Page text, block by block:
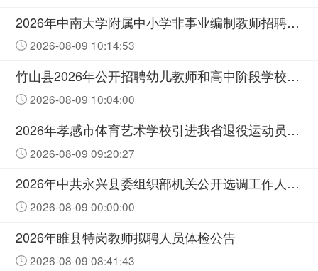
2026年中南大学附属中小学非事业编制教师招聘结果公示
2026-08-09 10:14:53
竹山县2026年公开招聘幼儿教师和高中阶段学校教师面试成绩及总成绩公告
2026-08-09 10:04:00
2026年孝感市体育艺术学校引进我省退役运动员面试公告
2026-08-09 09:20:27
2026年中共永兴县委组织部机关公开选调工作人员公告
2026-08-09 00:00:00
2026年睢县特岗教师拟聘人员体检公告
2026-08-09 08:41:43